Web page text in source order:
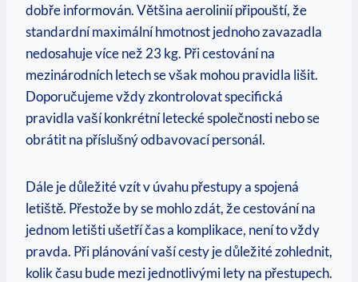
dobře informován. Většina aerolinií připouští, že
standardní maximální hmotnost jednoho zavazadla
nedosahuje více než 23 kg. Při cestování na
mezinárodních letech se však mohou pravidla lišit.
Doporučujeme vždy zkontrolovat specifická
pravidla vaší konkrétní letecké společnosti nebo se
obrátit na příslušný odbavovací personál.
Dále je důležité vzít v úvahu přestupy a spojená
letiště. Přestože by se mohlo zdát, že cestování na
jednom letišti ušetří čas a komplikace, není to vždy
pravda. Při plánování vaší cesty je důležité zohlednit,
kolik času bude mezi jednotlivými lety na přestupech.